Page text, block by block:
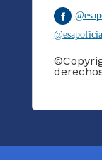
@
@